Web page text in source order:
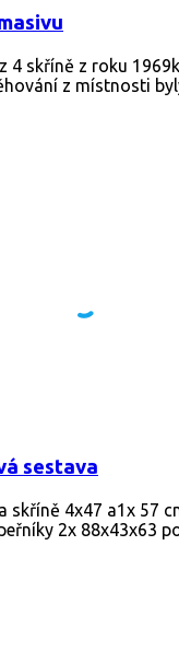
4 skříně z roku
z místnosti
sestava
skříně 4x47 a1x 57
2x 88x43x63